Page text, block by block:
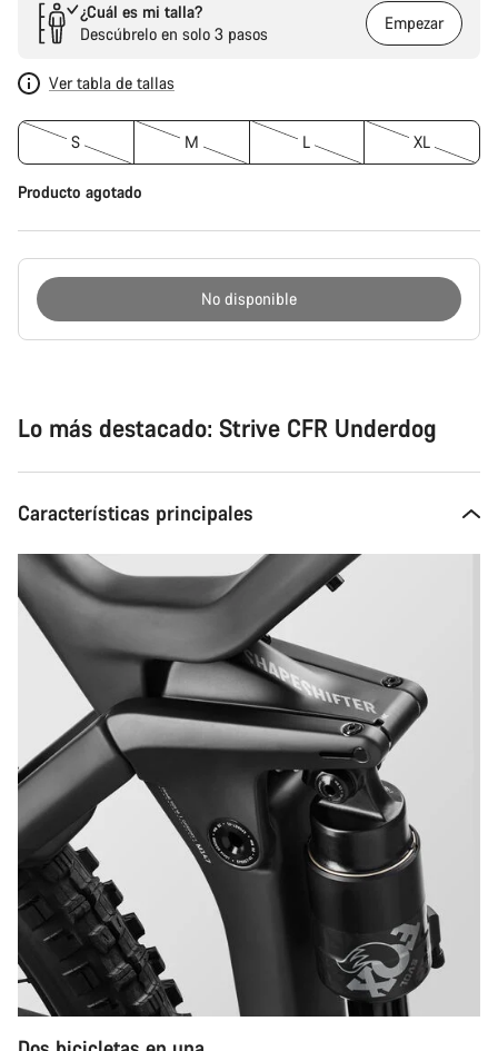
¿Cuál es mi talla?
Descúbrelo en solo 3 pasos
Empezar
Ver tabla de tallas
S M L XL
Producto agotado
No disponible
Lo más destacado: Strive CFR Underdog
Características principales